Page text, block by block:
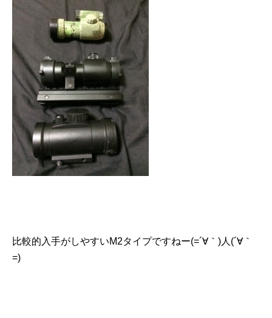
比較的入手がしやすいM2タイプですねー(=´∀｀)人(´∀｀
=)